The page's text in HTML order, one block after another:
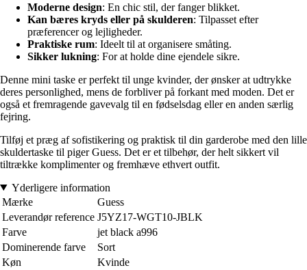
Moderne design: En chic stil, der fanger blikket.
Kan bæres kryds eller på skulderen: Tilpasset efter
præferencer og lejligheder.
Praktiske rum: Ideelt til at organisere småting.
Sikker lukning: For at holde dine ejendele sikre.
Denne mini taske er perfekt til unge kvinder, der ønsker at udtrykke
deres personlighed, mens de forbliver på forkant med moden. Det er
også et fremragende gavevalg til en fødselsdag eller en anden særlig
fejring.
Tilføj et præg af sofistikering og praktisk til din garderobe med den lille
skuldertaske til piger Guess. Det er et tilbehør, der helt sikkert vil
tiltrække komplimenter og fremhæve ethvert outfit.
Yderligere information
Mærke
Guess
Leverandør reference J5YZ17-WGT10-JBLK
Farve
jet black a996
Dominerende farve
Sort
Køn
Kvinde